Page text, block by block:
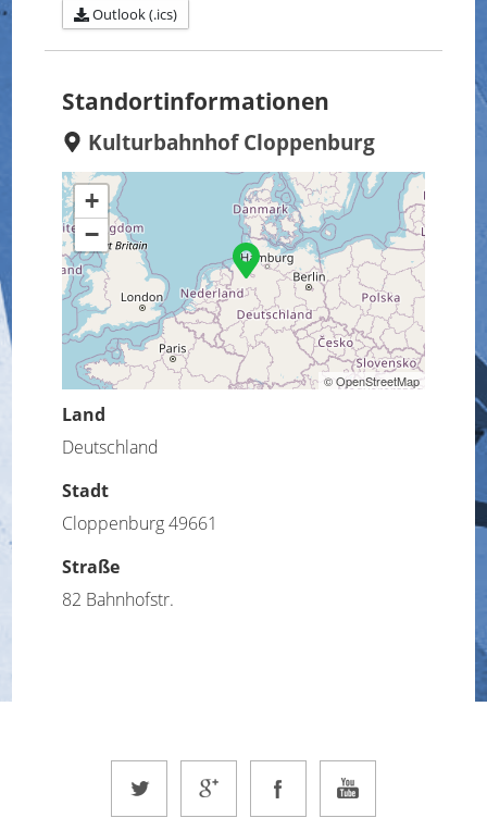
Outlook (.ics)
Standortinformationen
Kulturbahnhof Cloppenburg
+
−
© OpenStreetMap
Land
Deutschland
Stadt
Cloppenburg 49661
Straße
82 Bahnhofstr.